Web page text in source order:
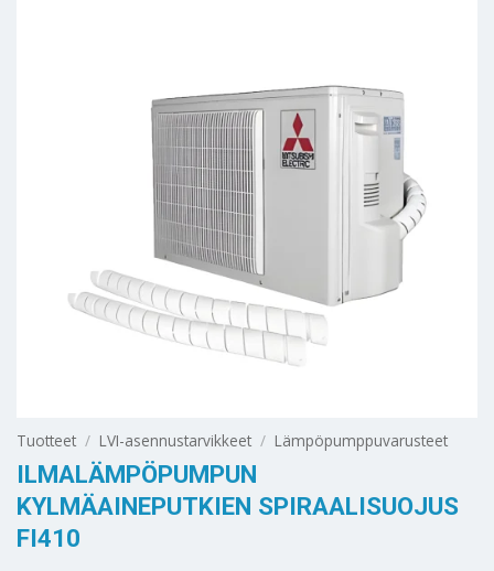
Tuotteet / LVI-asennustarvikkeet / Lämpöpumppuvarusteet
ILMALÄMPÖPUMPUN
KYLMÄAINEPUTKIEN SPIRAALISUOJUS
FI410